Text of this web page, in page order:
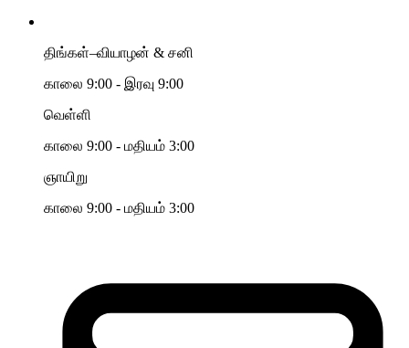
திங்கள்–வியாழன் & சனி
காலை 9:00 - இரவு 9:00
வெள்ளி
காலை 9:00 - மதியம் 3:00
ஞாயிறு
காலை 9:00 - மதியம் 3:00